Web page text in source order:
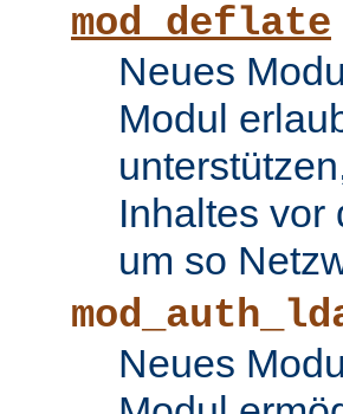
mod_deflate
Neues
Modul
Inhaltes vor
um so
Neues